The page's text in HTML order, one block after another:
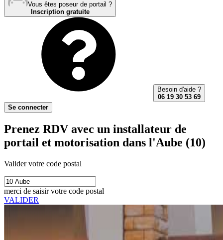
Vous êtes poseur de portail ?
Inscription gratuite
Besoin d'aide ?
06 19 30 53 69
Se connecter
Prenez RDV avec un installateur de
portail et motorisation dans l'Aube (10)
Valider votre code postal
merci de saisir votre code postal
VALIDER